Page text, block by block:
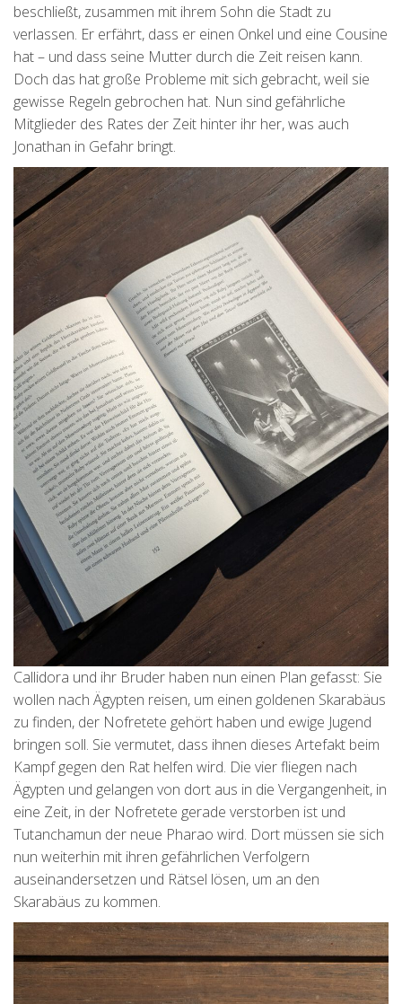
beschließt, zusammen mit ihrem Sohn die Stadt zu
verlassen. Er erfährt, dass er einen Onkel und eine Cousine
hat – und dass seine Mutter durch die Zeit reisen kann.
Doch das hat große Probleme mit sich gebracht, weil sie
gewisse Regeln gebrochen hat. Nun sind gefährliche
Mitglieder des Rates der Zeit hinter ihr her, was auch
Jonathan in Gefahr bringt.
Callidora und ihr Bruder haben nun einen Plan gefasst: Sie
wollen nach Ägypten reisen, um einen goldenen Skarabäus
zu finden, der Nofretete gehört haben und ewige Jugend
bringen soll. Sie vermutet, dass ihnen dieses Artefakt beim
Kampf gegen den Rat helfen wird. Die vier fliegen nach
Ägypten und gelangen von dort aus in die Vergangenheit, in
eine Zeit, in der Nofretete gerade verstorben ist und
Tutanchamun der neue Pharao wird. Dort müssen sie sich
nun weiterhin mit ihren gefährlichen Verfolgern
auseinandersetzen und Rätsel lösen, um an den
Skarabäus zu kommen.